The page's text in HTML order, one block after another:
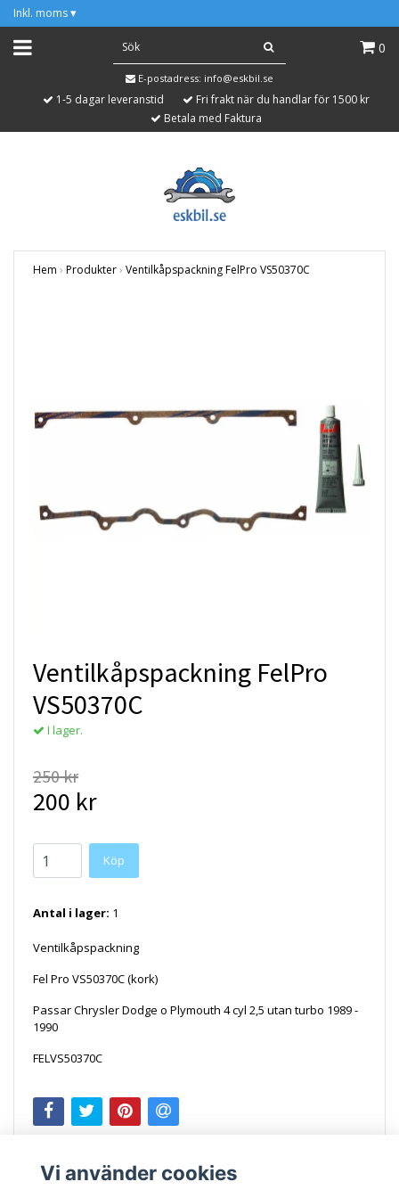
Inkl. moms ▾
0
E-postadress: info@eskbil.se
1-5 dagar leveranstid
Fri frakt när du handlar för 1500 kr
Betala med Faktura
Hem › Produkter› Ventilkåpspackning FelPro VS50370C
Ventilkåpspackning FelPro
VS50370C
I lager.
250 kr
200 kr
Antal i lager: 1
Ventilkåpspackning
Fel Pro VS50370C (kork)
Passar Chrysler Dodge o Plymouth 4 cyl 2,5 utan turbo 1989 -
1990
FELVS50370C
Vi använder cookies